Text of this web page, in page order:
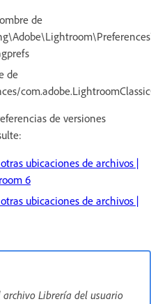
de
de
de versiones
ubicaciones de archivos |
6
ubicaciones de archivos |
archivo Librería del usuario